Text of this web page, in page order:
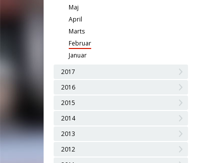
Maj
April
Marts
Februar
Januar
2017
2016
2015
2014
2013
2012